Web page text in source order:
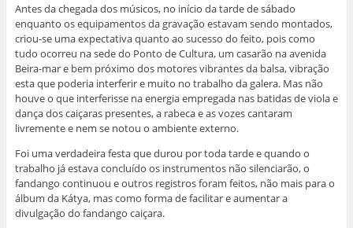
Antes da chegada dos músicos, no início da tarde de sábado
enquanto os equipamentos da gravação estavam sendo montados,
criou-se uma expectativa quanto ao sucesso do feito, pois como
tudo ocorreu na sede do Ponto de Cultura, um casarão na avenida
Beira-mar e bem próximo dos motores vibrantes da balsa, vibração
esta que poderia interferir e muito no trabalho da galera. Mas não
houve o que interferisse na energia empregada nas batidas de viola e
dança dos caiçaras presentes, a rabeca e as vozes cantaram
livremente e nem se notou o ambiente externo.
Foi uma verdadeira festa que durou por toda tarde e quando o
trabalho já estava concluído os instrumentos não silenciarão, o
fandango continuou e outros registros foram feitos, não mais para o
álbum da Kátya, mas como forma de facilitar e aumentar a
divulgação do fandango caiçara.